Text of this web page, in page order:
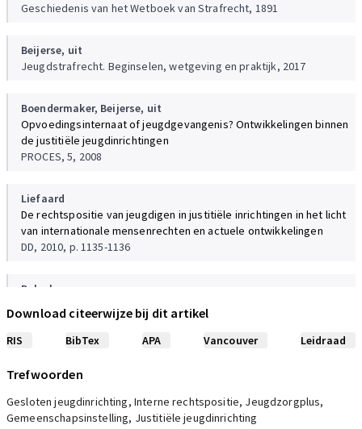
Geschiedenis van het Wetboek van Strafrecht, 1891
Beijerse, uit
Jeugdstrafrecht. Beginselen, wetgeving en praktijk, 2017
Boendermaker, Beijerse, uit
Opvoedingsinternaat of jeugdgevangenis? Ontwikkelingen binnen
de justitiële jeugdinrichtingen
PROCES, 5, 2008
Liefaard
De rechtspositie van jeugdigen in justitiële inrichtingen in het licht
van internationale mensenrechten en actuele ontwikkelingen
DD, 2010, p. 1135-1136
Bolscher
Kinderombudsman, 2016
Jongeren en vrijheidsbeneming, 2011
Liefaard
Download citeerwijze bij dit artikel
RIS BibTex APA Vancouver Leidraad
Trefwoorden
Gesloten jeugdinrichting, Interne rechtspositie, Jeugdzorgplus,
Gemeenschapsinstelling, Justitiële jeugdinrichting